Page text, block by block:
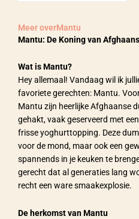
Meer overMantu
Mantu: De Koning van
Wat is Mantu?
Hey allemaal! Vandaag wil ik
favoriete gerechten: Mantu.
Mantu zijn heerlijke Afghaanse
gehakt, vaak geserveerd met
frisse yoghurttopping. Deze
voor de mond, maar ook een
spannends in je keuken te
gerecht dat al generaties lang
recht een ware smaakexplosie.
De herkomst van Mantu